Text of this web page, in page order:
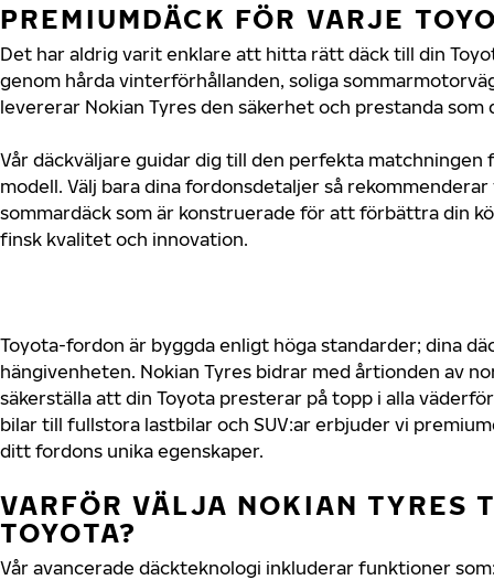
PREMIUMDÄCK FÖR VARJE
Det har aldrig varit enklare att hitta rätt däck till din
genom hårda vinterförhållanden, soliga
levererar Nokian Tyres den säkerhet och prestanda som
Vår däckväljare guidar dig till den perfekta matchningen
modell. Välj bara dina fordonsdetaljer så
sommardäck som är konstruerade för att förbättra din
finsk kvalitet och innovation.
Toyota-fordon är byggda enligt höga standarder; dina
hängivenheten. Nokian Tyres bidrar med årtionden av
säkerställa att din Toyota presterar på topp i alla
bilar till fullstora lastbilar och SUV:ar erbjuder vi
ditt fordons unika egenskaper.
VARFÖR VÄLJA NOKIAN TYRES
TOYOTA?
Vår avancerade däckteknologi inkluderar funktioner